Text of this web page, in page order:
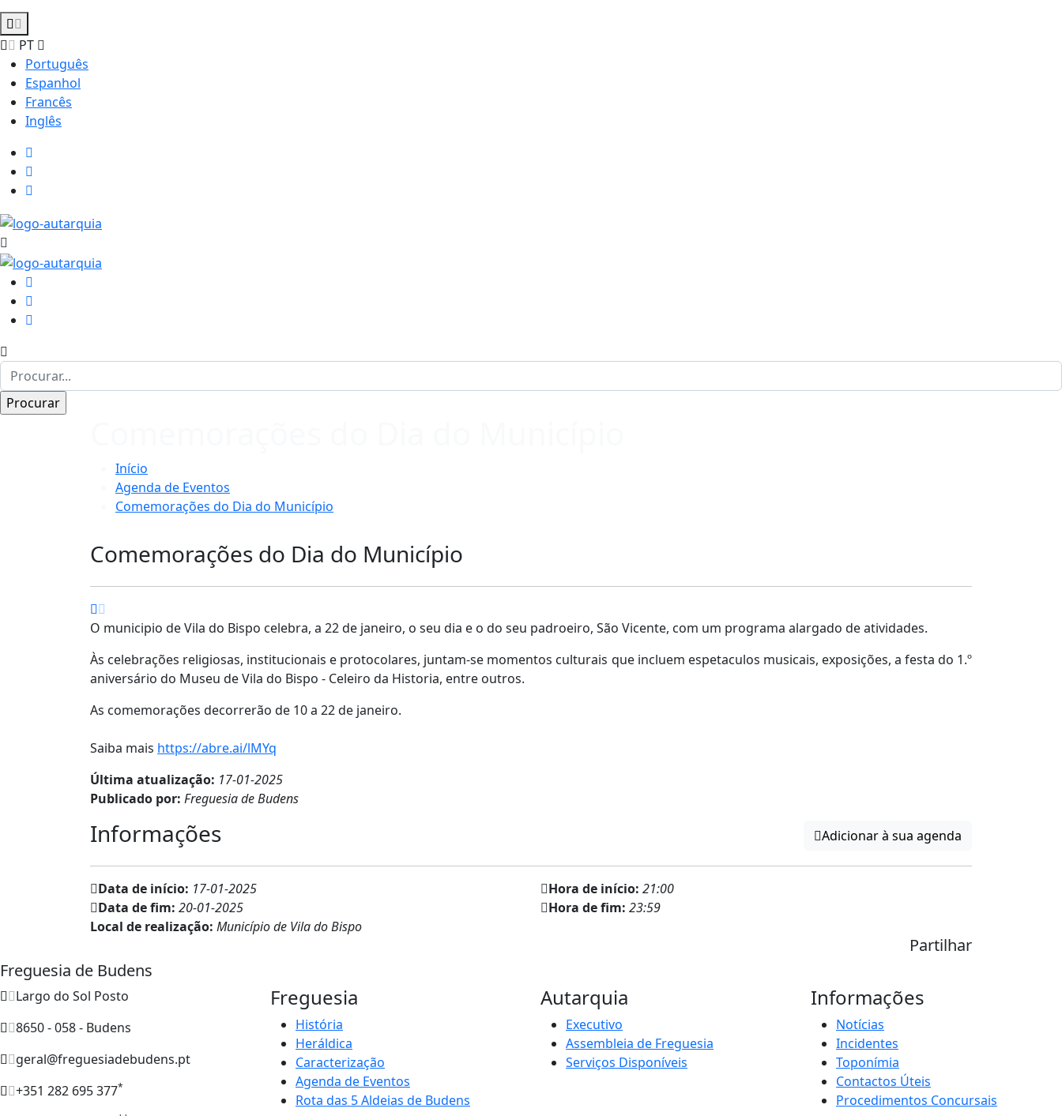
PT
Português
Espanhol
Francês
Inglês
Início
Agenda de Eventos
Comemorações do Dia do Município
Comemorações do Dia do Município
O municipio de Vila do Bispo celebra, a 22 de janeiro, o seu dia e o do seu padroeiro, São Vicente, com um programa alargado de atividades.
Às celebrações religiosas, institucionais e protocolares, juntam-se momentos culturais que incluem espetaculos musicais, exposições, a festa do 1.º
aniversário do Museu de Vila do Bispo - Celeiro da Historia, entre outros.
As comemorações decorrerão de 10 a 22 de janeiro.
Saiba mais https://abre.ai/lMYq
Última atualização: 17-01-2025
Publicado por: Freguesia de Budens
Informações Adicionar à sua agenda
Data de início: 17-01-2025 Hora de início: 21:00
Data de fim: 20-01-2025 Hora de fim: 23:59
Local de realização: Município de Vila do Bispo
Partilhar
Freguesia de Budens
Largo do Sol Posto
8650 - 058 - Budens
geral@freguesiadebudens.pt
+351 282 695 377*
Freguesia
História
Heráldica
Caracterização
Agenda de Eventos
Rota das 5 Aldeias de Budens
Autarquia
Executivo
Assembleia de Freguesia
Serviços Disponíveis
Informações
Notícias
Incidentes
Toponímia
Contactos Úteis
Procedimentos Concursais